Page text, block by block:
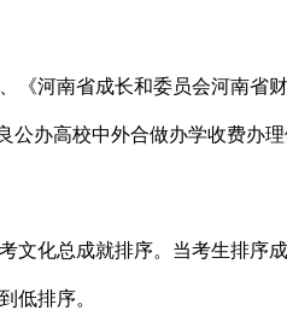
河南省成长和委员会河南省
公办高校中外合做办学收费办
化总成就排序。当考生排序
低排序。